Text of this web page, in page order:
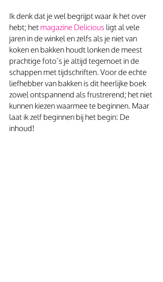
Ik denk dat je wel begrijpt waar ik het over
hebt; het magazine Delicious ligt al vele
jaren in de winkel en zelfs als je niet van
koken en bakken houdt lonken de meest
prachtige foto’s je altijd tegemoet in de
schappen met tijdschriften. Voor de echte
liefhebber van bakken is dit heerlijke boek
zowel ontspannend als frustrerend; het niet
kunnen kiezen waarmee te beginnen. Maar
laat ik zelf beginnen bij het begin: De
inhoud!